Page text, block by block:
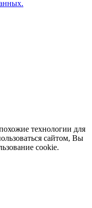
технологии для
сайтом, Вы
cookie.